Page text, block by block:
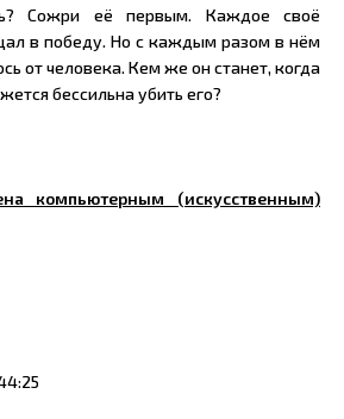
Сожри её первым. Каждое своё
в победу. Но с каждым разом в нём
от человека. Кем же он станет, когда
бессильна убить его?
компьютерным (искусственным)